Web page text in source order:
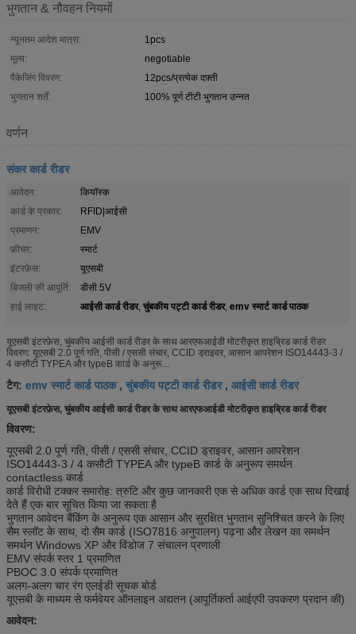
भुगतान & नौवहन नियमों
न्यूनतम आदेश मात्रा:
1pcs
मूल्य:
negotiable
पैकेजिंग विवरण:
12pcs/प्रत्येक दफ़्ती
भुगतान शर्तें:
100% पूर्ण टीटी भुगतान उन्नत
वर्णन
संकर कार्ड रीडर
आवेदन:
कियॉस्क
कार्ड के प्रकार:
RFID|आईसी
प्रमाणन:
EMV
फ़ीचर:
स्मार्ट
इंटरफ़ेस:
यूएसबी
बिजली की आपूर्ति:
डीसी 5V
हाई लाइट:
आईसी कार्ड रीडर, चुंबकीय पट्टी कार्ड रीडर, emv स्मार्ट कार्ड पाठक
यूएसबी इंटरफ़ेस, चुंबकीय आईसी कार्ड रीडर के साथ आरएफआईडी मोटरीकृत हाइब्रिड कार्ड रीडर
विवरण: यूएसबी 2.0 पूर्ण गति, पीसी / एससी संचार, CCID ड्राइवर, आसान आपरेशन ISO14443-3 /
4 कसौटी TYPEA और typeB कार्ड के अनुरू...
टैग: emv स्मार्ट कार्ड पाठक, चुंबकीय पट्टी कार्ड रीडर, आईसी कार्ड रीडर
यूएसबी इंटरफ़ेस, चुंबकीय आईसी कार्ड रीडर के साथ आरएफआईडी मोटरीकृत हाइब्रिड कार्ड रीडर
विवरण:
यूएसबी 2.0 पूर्ण गति, पीसी / एससी संचार, CCID ड्राइवर, आसान आपरेशन
ISO14443-3 / 4 कसौटी TYPEA और typeB कार्ड के अनुरूप समर्थन
contactless कार्ड
कार्ड विरोधी टक्कर समारोह: त्रुटि और कुछ जानकारी एक से अधिक कार्ड एक साथ दिखाई
देते हैं एक बार सूचित किया जा सकता है
भुगतान आवेदन बैंकिंग के अनुरूप एक आसान और सुरक्षित भुगतान सुनिश्चित करने के लिए
सैम स्लॉट के साथ, दो सैम कार्ड (ISO7816 अनुपालन) पढ़ना और लेखन का समर्थन
समर्थन Windows XP और विंडोज 7 संचालन प्रणाली
EMV संपर्क स्तर 1 प्रमाणित
PBOC 3.0 संपर्क प्रमाणित
अलग-अलग चार रंग एलईडी सूचक बोर्ड
यूएसबी के माध्यम से फर्मवेयर ऑनलाइन अद्यतन (आपूर्तिकर्ता आईएपी उपकरण प्रदान की)
आवेदन: